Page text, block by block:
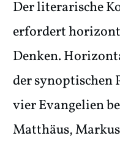
Der literarische
erfordert
Denken.
der synoptischen
vier Evangelien
Matthäus,